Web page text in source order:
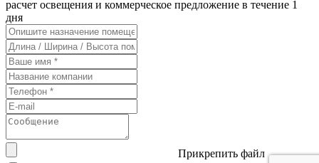
расчет освещения и коммерческое предложение в течение 1
дня
Прикрепить файл